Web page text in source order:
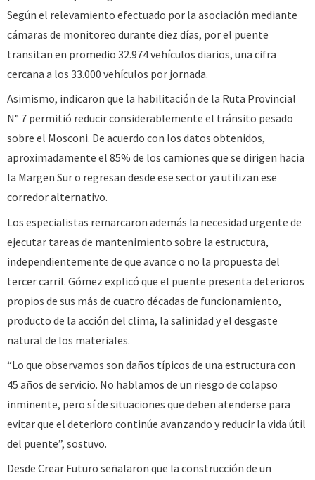
Según el relevamiento efectuado por la asociación mediante
cámaras de monitoreo durante diez días, por el puente
transitan en promedio 32.974 vehículos diarios, una cifra
cercana a los 33.000 vehículos por jornada.
Asimismo, indicaron que la habilitación de la Ruta Provincial
N° 7 permitió reducir considerablemente el tránsito pesado
sobre el Mosconi. De acuerdo con los datos obtenidos,
aproximadamente el 85% de los camiones que se dirigen hacia
la Margen Sur o regresan desde ese sector ya utilizan ese
corredor alternativo.
Los especialistas remarcaron además la necesidad urgente de
ejecutar tareas de mantenimiento sobre la estructura,
independientemente de que avance o no la propuesta del
tercer carril. Gómez explicó que el puente presenta deterioros
propios de sus más de cuatro décadas de funcionamiento,
producto de la acción del clima, la salinidad y el desgaste
natural de los materiales.
“Lo que observamos son daños típicos de una estructura con
45 años de servicio. No hablamos de un riesgo de colapso
inminente, pero sí de situaciones que deben atenderse para
evitar que el deterioro continúe avanzando y reducir la vida útil
del puente”, sostuvo.
Desde Crear Futuro señalaron que la construcción de un